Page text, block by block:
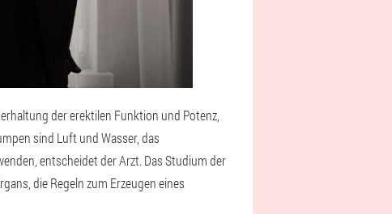
der erektilen Funktion und Potenz,
sind Luft und Wasser, das
entscheidet der Arzt. Das Studium der
die Regeln zum Erzeugen eines